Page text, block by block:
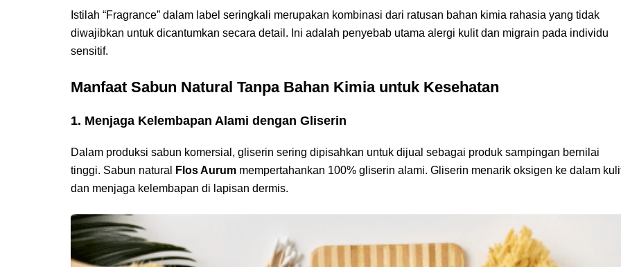
Istilah “Fragrance” dalam label seringkali merupakan kombinasi dari ratusan bahan kimia rahasia yang tidak
diwajibkan untuk dicantumkan secara detail. Ini adalah penyebab utama alergi kulit dan migrain pada individu
sensitif.
Manfaat Sabun Natural Tanpa Bahan Kimia untuk Kesehatan
1. Menjaga Kelembapan Alami dengan Gliserin
Dalam produksi sabun komersial, gliserin sering dipisahkan untuk dijual sebagai produk sampingan bernilai
tinggi. Sabun natural
Flos Aurum mempertahankan 100% gliserin alami. Gliserin menarik oksigen ke dalam
dan menjaga kelembapan di lapisan dermis.